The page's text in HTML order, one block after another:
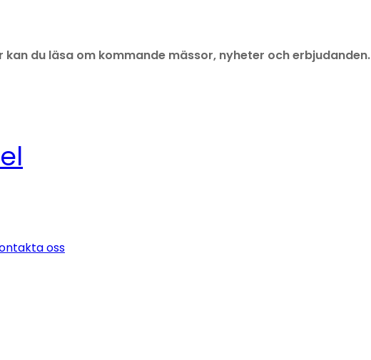
du läsa om kommande mässor, nyheter och erbjudanden.
oss